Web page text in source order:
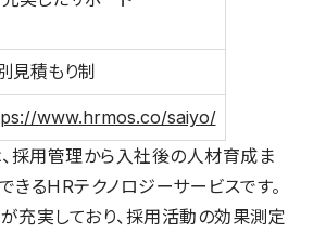
見積もり制
www.hrmos.co/saiyo/
採用管理から入社後の人材育成ま
きるHRテクノロジーサービスです。
充実しており、採用活動の効果測定